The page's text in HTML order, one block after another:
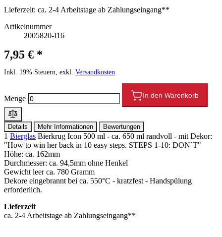
Lieferzeit: ca. 2-4 Arbeitstage ab Zahlungseingang**
Artikelnummer
2005820-I16
7,95 € *
Inkl. 19% Steuern, exkl. Versandkosten
Menge In den Warenkorb
Details Mehr Informationen Bewertungen
1 Bierglas Bierkrug Icon 500 ml - ca. 650 ml randvoll - mit Dekor:
"How to win her back in 10 easy steps. STEPS 1-10: DON`T"
Höhe: ca. 162mm
Durchmesser: ca. 94,5mm ohne Henkel
Gewicht leer ca. 780 Gramm
Dekore eingebrannt bei ca. 550°C - kratzfest - Handspülung
erforderlich.
Lieferzeit
ca. 2-4 Arbeitstage ab Zahlungseingang**